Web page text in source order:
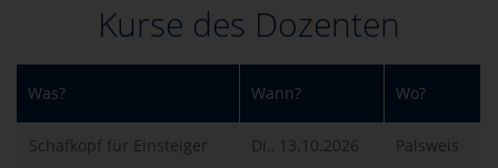
Kurse des Dozenten
Was? Wann? Wo?
Schafkopf für Einsteiger Di., 13.10.2026 Palsweis